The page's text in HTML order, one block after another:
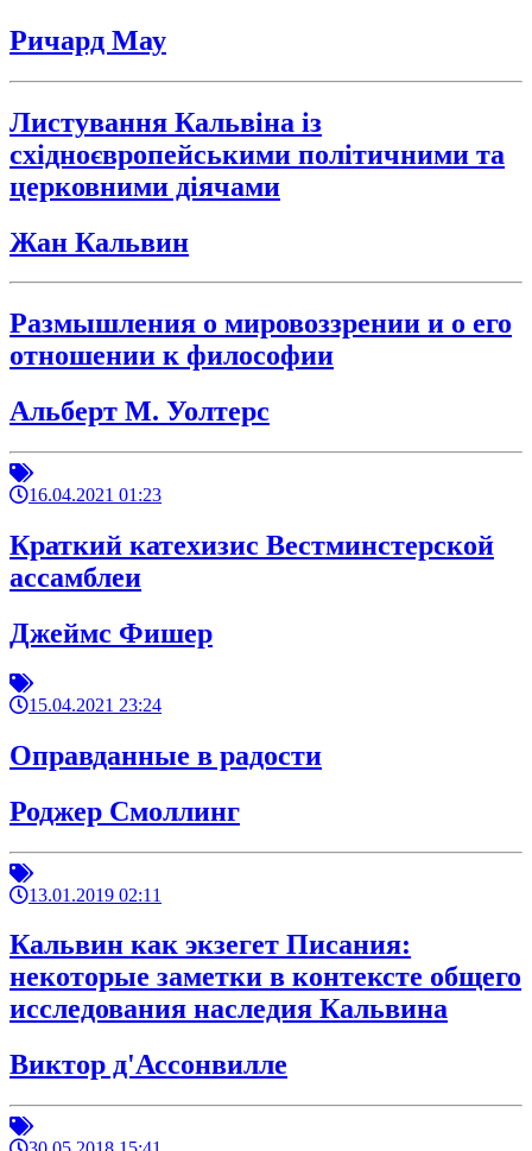
Ричард Мау
Листування Кальвіна із
східноєвропейськими політичними та
церковними діячами
Жан Кальвин
Размышления о мировоззрении и о его
отношении к философии
Альберт М. Уолтерс
16.04.2021 01:23
Краткий катехизис Вестминстерской
ассамблеи
Джеймс Фишер
15.04.2021 23:24
Оправданные в радости
Роджер Смоллинг
13.01.2019 02:11
Кальвин как экзегет Писания:
некоторые заметки в контексте общего
исследования наследия Кальвина
Виктор д'Ассонвилле